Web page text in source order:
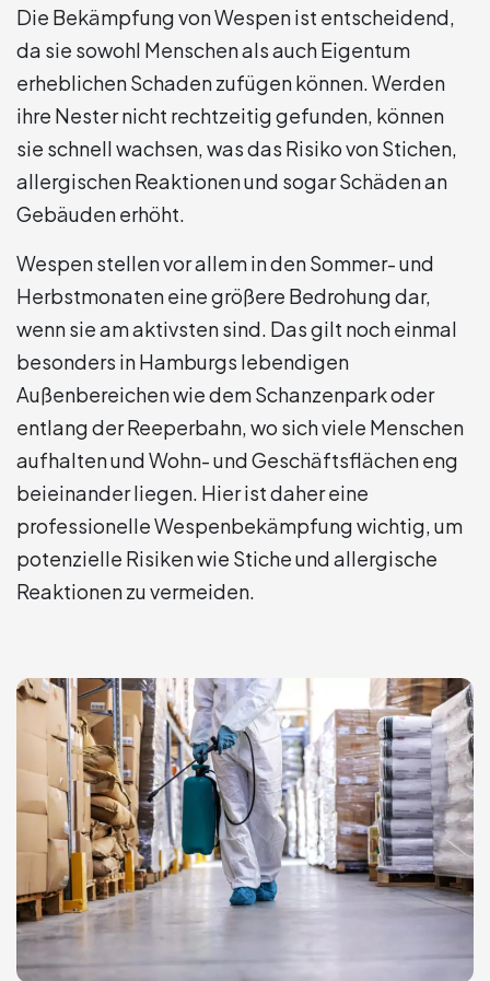
Die Bekämpfung von Wespen ist entscheidend,
da sie sowohl Menschen als auch Eigentum
erheblichen Schaden zufügen können. Werden
ihre Nester nicht rechtzeitig gefunden, können
sie schnell wachsen, was das Risiko von Stichen,
allergischen Reaktionen und sogar Schäden an
Gebäuden erhöht.
Wespen stellen vor allem in den Sommer- und
Herbstmonaten eine größere Bedrohung dar,
wenn sie am aktivsten sind. Das gilt noch einmal
besonders in Hamburgs lebendigen
Außenbereichen wie dem Schanzenpark oder
entlang der Reeperbahn, wo sich viele Menschen
aufhalten und Wohn- und Geschäftsflächen eng
beieinander liegen. Hier ist daher eine
professionelle Wespenbekämpfung wichtig, um
potenzielle Risiken wie Stiche und allergische
Reaktionen zu vermeiden.